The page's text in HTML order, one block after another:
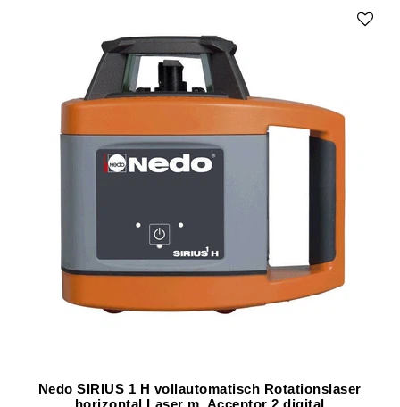
Nedo SIRIUS 1 H vollautomatisch Rotationslaser
horizontal Laser m. Acceptor 2 digital